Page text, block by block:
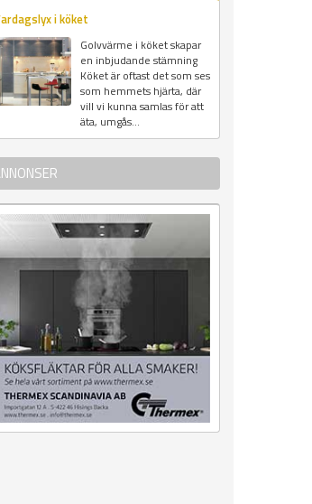
i köket
Golvvärme i köket skapar
en inbjudande stämning
Köket är oftast det som ses
som hemmets hjärta, där
vill vi kunna samlas för att
äta, umgås...